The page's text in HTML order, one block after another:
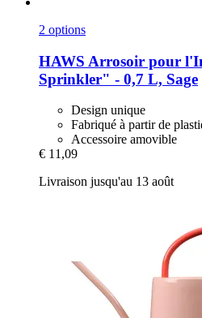
2 options
HAWS Arrosoir pour
Sprinkler" -​ 0,7 L, Sage
Design unique
Fabriqué à partir de
Accessoire amovible
€ 11,09
Livraison jusqu'au 13 août